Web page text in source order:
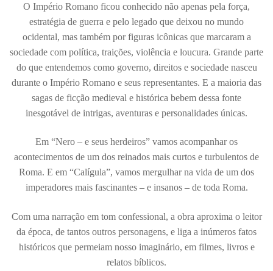
O Império Romano ficou conhecido não apenas pela força,
estratégia de guerra e pelo legado que deixou no mundo
ocidental, mas também por figuras icônicas que marcaram a
sociedade com política, traições, violência e loucura. Grande parte
do que entendemos como governo, direitos e sociedade nasceu
durante o Império Romano e seus representantes. E a maioria das
sagas de ficção medieval e histórica bebem dessa fonte
inesgotável de intrigas, aventuras e personalidades únicas.
Em “Nero – e seus herdeiros” vamos acompanhar os
acontecimentos de um dos reinados mais curtos e turbulentos de
Roma. E em “Calígula”, vamos mergulhar na vida de um dos
imperadores mais fascinantes – e insanos – de toda Roma.
Com uma narração em tom confessional, a obra aproxima o leitor
da época, de tantos outros personagens, e liga a inúmeros fatos
históricos que permeiam nosso imaginário, em filmes, livros e
relatos bíblicos.